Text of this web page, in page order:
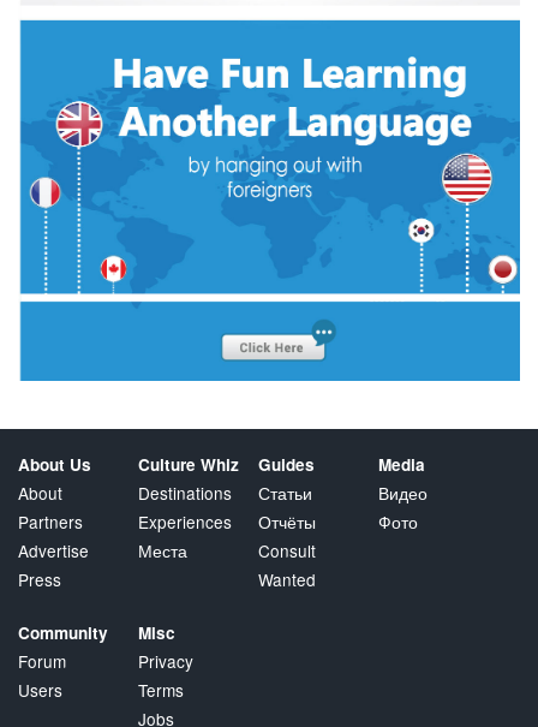
About Us
About
Partners
Advertise
Press
Culture Whiz
Destinations
Experiences
Места
Guides
Статьи
Отчёты
Consult
Wanted
Media
Видео
Фото
Community
Forum
Users
Misc
Privacy
Terms
Jobs